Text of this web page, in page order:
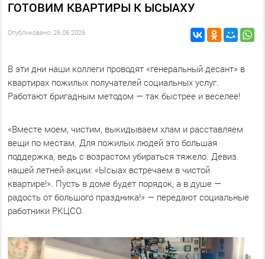
ГОТОВИМ КВАРТИРЫ К ЫСЫАХУ
Опубликовано: 26.06.2026
В эти дни наши коллеги проводят «генеральный десант» в
квартирах пожилых получателей социальных услуг.
Работают бригадным методом — так быстрее и веселее!
«Вместе моем, чистим, выкидываем хлам и расставляем
вещи по местам. Для пожилых людей это большая
поддержка, ведь с возрастом убираться тяжело. Девиз
нашей летней акции: «Ысыах встречаем в чистой
квартире!». Пусть в доме будет порядок, а в душе —
радость от большого праздника!» — передают социальные
работники РКЦСО.